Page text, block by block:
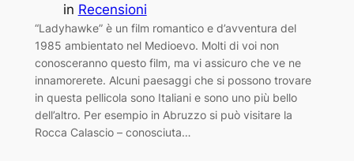
in Recensioni
“Ladyhawke” è un film romantico e d’avventura del
1985 ambientato nel Medioevo. Molti di voi non
conosceranno questo film, ma vi assicuro che ve ne
innamorerete. Alcuni paesaggi che si possono trovare
in questa pellicola sono Italiani e sono uno più bello
dell’altro. Per esempio in Abruzzo si può visitare la
Rocca Calascio – conosciuta…